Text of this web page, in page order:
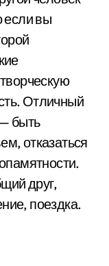
если вы
Отличный
быть
отказаться
друг,
поездка.